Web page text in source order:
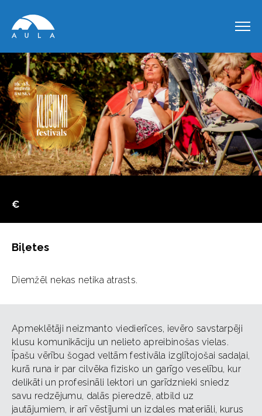
€
Biļetes
Diemžēl nekas netika atrasts.
Apmeklētāji neizmanto viedierīces, ievēro savstarpēji
klusu komunikāciju un nelieto apreibinošas vielas.
Īpašu vērību šogad veltām festivāla izglītojošai sadaļai,
kurā runa ir par cilvēka fizisko un garīgo veselību, kur
delikāti un profesināli lektori un garīdznieki sniedz
savu redzējumu, dalās pieredzē, atbild uz
jautājumiem, ir arī vēstījumi un izdales materiāli, kurus